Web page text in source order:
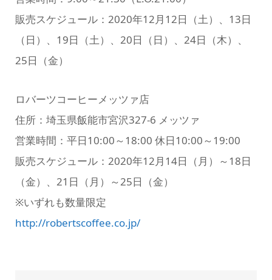
販売スケジュール：2020年12月12日（土）、13日
（日）、19日（土）、20日（日）、24日（木）、
25日（金）
ロバーツコーヒーメッツァ店
住所：埼玉県飯能市宮沢327-6 メッツァ
営業時間：平日10:00～18:00 休日10:00～19:00
販売スケジュール：2020年12月14日（月）～18日
（金）、21日（月）～25日（金）
※いずれも数量限定
http://robertscoffee.co.jp/